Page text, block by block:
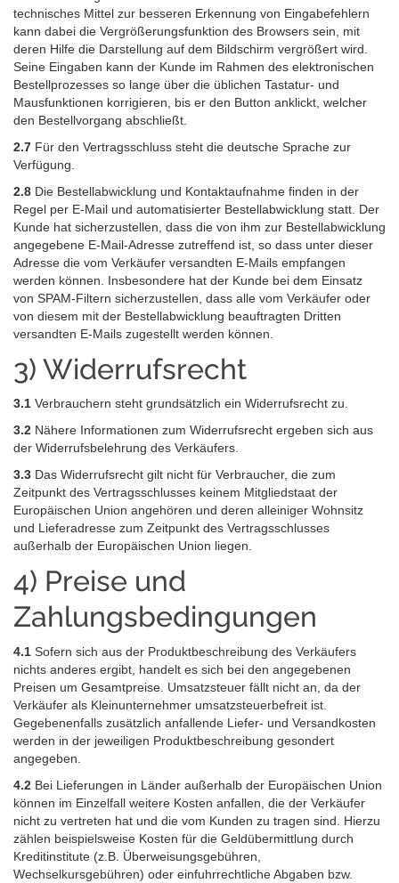
technisches Mittel zur besseren Erkennung von Eingabefehlern
kann dabei die Vergrößerungsfunktion des Browsers sein, mit
deren Hilfe die Darstellung auf dem Bildschirm vergrößert wird.
Seine Eingaben kann der Kunde im Rahmen des elektronischen
Bestellprozesses so lange über die üblichen Tastatur- und
Mausfunktionen korrigieren, bis er den Button anklickt, welcher
den Bestellvorgang abschließt.
2.7 Für den Vertragsschluss steht die deutsche Sprache zur
Verfügung.
2.8 Die Bestellabwicklung und Kontaktaufnahme finden in der
Regel per E-Mail und automatisierter Bestellabwicklung statt. Der
Kunde hat sicherzustellen, dass die von ihm zur Bestellabwicklung
angegebene E-Mail-Adresse zutreffend ist, so dass unter dieser
Adresse die vom Verkäufer versandten E-Mails empfangen
werden können. Insbesondere hat der Kunde bei dem Einsatz
von SPAM-Filtern sicherzustellen, dass alle vom Verkäufer oder
von diesem mit der Bestellabwicklung beauftragten Dritten
versandten E-Mails zugestellt werden können.
3) Widerrufsrecht
3.1 Verbrauchern steht grundsätzlich ein Widerrufsrecht zu.
3.2 Nähere Informationen zum Widerrufsrecht ergeben sich aus
der Widerrufsbelehrung des Verkäufers.
3.3 Das Widerrufsrecht gilt nicht für Verbraucher, die zum
Zeitpunkt des Vertragsschlusses keinem Mitgliedstaat der
Europäischen Union angehören und deren alleiniger Wohnsitz
und Lieferadresse zum Zeitpunkt des Vertragsschlusses
außerhalb der Europäischen Union liegen.
4) Preise und
Zahlungsbedingungen
4.1 Sofern sich aus der Produktbeschreibung des Verkäufers
nichts anderes ergibt, handelt es sich bei den angegebenen
Preisen um Gesamtpreise. Umsatzsteuer fällt nicht an, da der
Verkäufer als Kleinunternehmer umsatzsteuerbefreit ist.
Gegebenenfalls zusätzlich anfallende Liefer- und Versandkosten
werden in der jeweiligen Produktbeschreibung gesondert
angegeben.
4.2 Bei Lieferungen in Länder außerhalb der Europäischen Union
können im Einzelfall weitere Kosten anfallen, die der Verkäufer
nicht zu vertreten hat und die vom Kunden zu tragen sind. Hierzu
zählen beispielsweise Kosten für die Geldübermittlung durch
Kreditinstitute (z.B. Überweisungsgebühren,
Wechselkursgebühren) oder einfuhrrechtliche Abgaben bzw.